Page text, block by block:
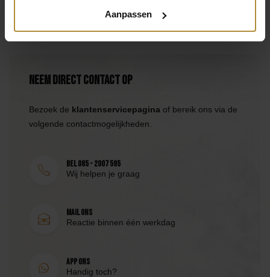
Aanpassen
Neem direct contact op
Bezoek de klantenservicepagina of bereik ons via de
volgende contactmogelijkheden.
Bel 085 - 2007 595
Wij helpen je graag
Mail ons
Reactie binnen één werkdag
App ons
Handig toch?